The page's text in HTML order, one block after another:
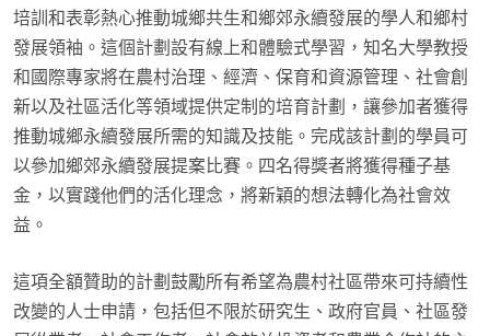
培訓和表彰熱心推動城鄉共生和鄉郊永續發展的學人和鄉村
發展領袖。這個計劃設有線上和體驗式學習，知名大學教授
和國際專家將在農村治理、經濟、保育和資源管理、社會創
新以及社區活化等領域提供定制的培育計劃，讓參加者獲得
推動城鄉永續發展所需的知識及技能。完成該計劃的學員可
以參加鄉郊永續發展提案比賽。四名得獎者將獲得種子基
金，以實踐他們的活化理念，將新穎的想法轉化為社會效
益。
這項全額贊助的計劃鼓勵所有希望為農村社區帶來可持續性
改變的人士申請，包括但不限於研究生、政府官員、社區發